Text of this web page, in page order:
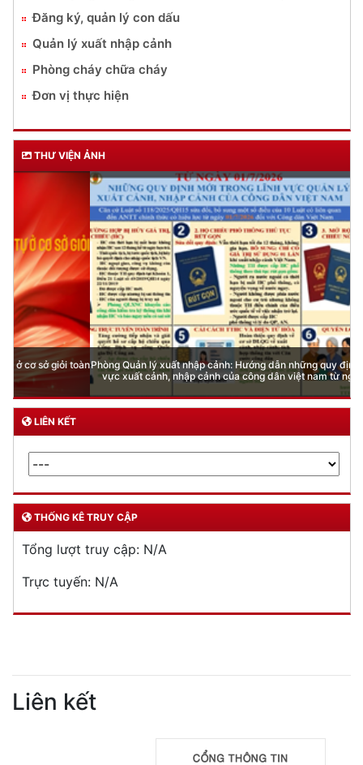
Đăng ký, quản lý con dấu
Quản lý xuất nhập cảnh
Phòng cháy chữa cháy
Đơn vị thực hiện
THƯ VIỆN ẢNH
Phòng Quản lý xuất nhập cảnh: Hướng dẫn những quy định mới trong lĩnh
vực xuất cảnh, nhập cảnh của công dân việt nam từ ngày 01/7/2026
LIÊN KẾT
THỐNG KÊ TRUY CẬP
Tổng lượt truy cập: N/A
Trực tuyến: N/A
Liên kết